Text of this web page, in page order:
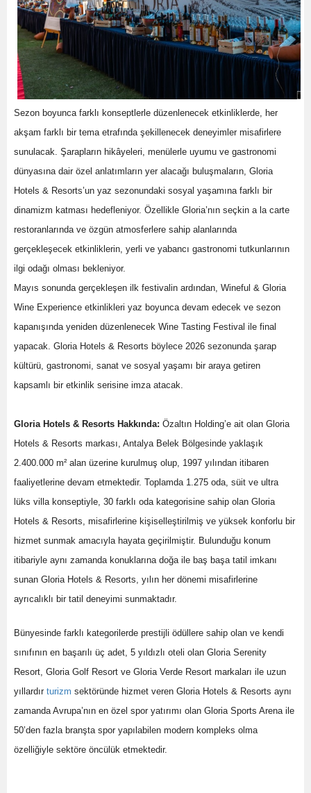
Sezon boyunca farklı konseptlerle düzenlenecek etkinliklerde, her
akşam farklı bir tema etrafında şekillenecek deneyimler misafirlere
sunulacak. Şarapların hikâyeleri, menülerle uyumu ve gastronomi
dünyasına dair özel anlatımların yer alacağı buluşmaların, Gloria
Hotels & Resorts’un yaz sezonundaki sosyal yaşamına farklı bir
dinamizm katması hedefleniyor. Özellikle Gloria’nın seçkin a la carte
restoranlarında ve özgün atmosferlere sahip alanlarında
gerçekleşecek etkinliklerin, yerli ve yabancı gastronomi tutkunlarının
ilgi odağı olması bekleniyor.
Mayıs sonunda gerçekleşen ilk festivalin ardından, Wineful & Gloria
Wine Experience etkinlikleri yaz boyunca devam edecek ve sezon
kapanışında yeniden düzenlenecek Wine Tasting Festival ile final
yapacak. Gloria Hotels & Resorts böylece 2026 sezonunda şarap
kültürü, gastronomi, sanat ve sosyal yaşamı bir araya getiren
kapsamlı bir etkinlik serisine imza atacak.
Gloria Hotels & Resorts Hakkında: Özaltın Holding’e ait olan Gloria
Hotels & Resorts markası, Antalya Belek Bölgesinde yaklaşık
2.400.000 m² alan üzerine kurulmuş olup, 1997 yılından itibaren
faaliyetlerine devam etmektedir. Toplamda 1.275 oda, süit ve ultra
lüks villa konseptiyle, 30 farklı oda kategorisine sahip olan Gloria
Hotels & Resorts, misafirlerine kişiselleştirilmiş ve yüksek konforlu bir
hizmet sunmak amacıyla hayata geçirilmiştir. Bulunduğu konum
itibariyle aynı zamanda konuklarına doğa ile baş başa tatil imkanı
sunan Gloria Hotels & Resorts, yılın her dönemi misafirlerine
ayrıcalıklı bir tatil deneyimi sunmaktadır.
Bünyesinde farklı kategorilerde prestijli ödüllere sahip olan ve kendi
sınıfının en başarılı üç adet, 5 yıldızlı oteli olan Gloria Serenity
Resort, Gloria Golf Resort ve Gloria Verde Resort markaları ile uzun
yıllardır turizm sektöründe hizmet veren Gloria Hotels & Resorts aynı
zamanda Avrupa’nın en özel spor yatırımı olan Gloria Sports Arena ile
50’den fazla branşta spor yapılabilen modern kompleks olma
özelliğiyle sektöre öncülük etmektedir.